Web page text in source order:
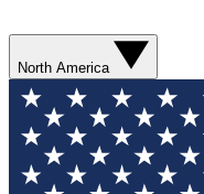
North America